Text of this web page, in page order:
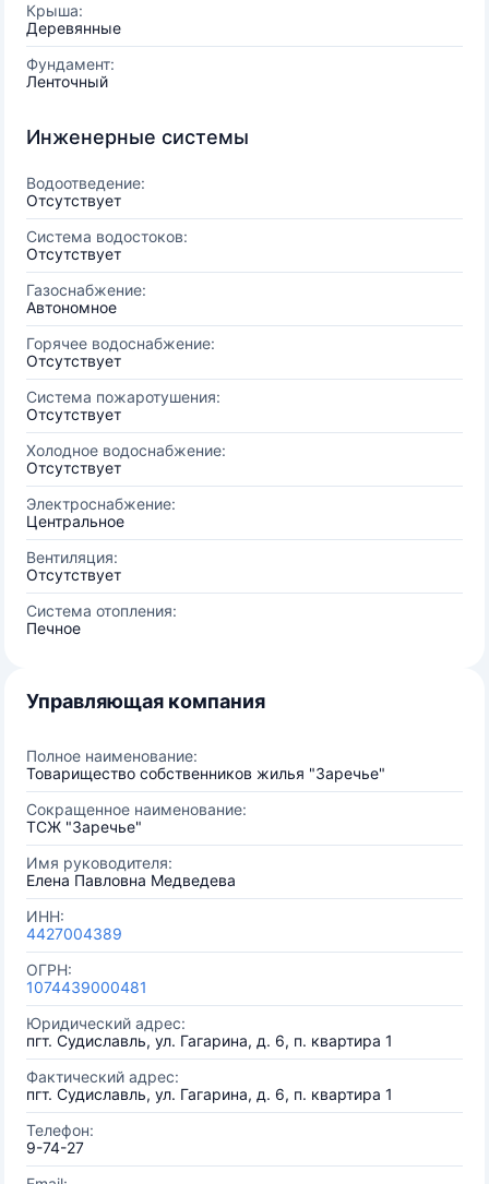
Крыша:
Деревянные
Фундамент:
Ленточный
Инженерные системы
Водоотведение:
Отсутствует
Система водостоков:
Отсутствует
Газоснабжение:
Автономное
Горячее водоснабжение:
Отсутствует
Система пожаротушения:
Отсутствует
Холодное водоснабжение:
Отсутствует
Электроснабжение:
Центральное
Вентиляция:
Отсутствует
Система отопления:
Печное
Управляющая компания
Полное наименование:
Товарищество собственников жилья "Заречье"
Сокращенное наименование:
ТСЖ "Заречье"
Имя руководителя:
Елена Павловна Медведева
ИНН:
4427004389
ОГРН:
1074439000481
Юридический адрес:
пгт. Судиславль, ул. Гагарина, д. 6, п. квартира 1
Фактический адрес:
пгт. Судиславль, ул. Гагарина, д. 6, п. квартира 1
Телефон:
9-74-27